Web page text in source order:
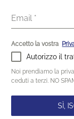
Email *
Accetto la vostra
Autorizzo il
Noi prendiamo la
ceduti a terzi. NO
SÌ,